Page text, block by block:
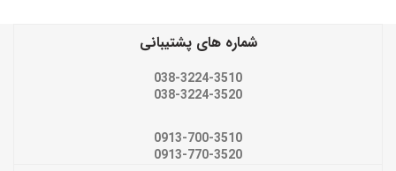
شماره های پشتیبانی
038-3224-3510
038-3224-3520
0913-700-3510
0913-770-3520